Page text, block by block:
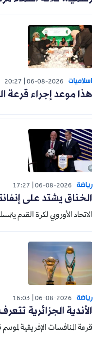
اسلاميات 06-08-2026
20:27
هذا موعد إجراء قرعة
رياضة 06-08-2026
17:27
الخناق يشتد على
الاتحاد الأوروبي لكرة القدم
رياضة 06-08-2026
16:03
الأندية الجزائرية
قرعة المنافسات الإفريقية لموسم 2026-2027.